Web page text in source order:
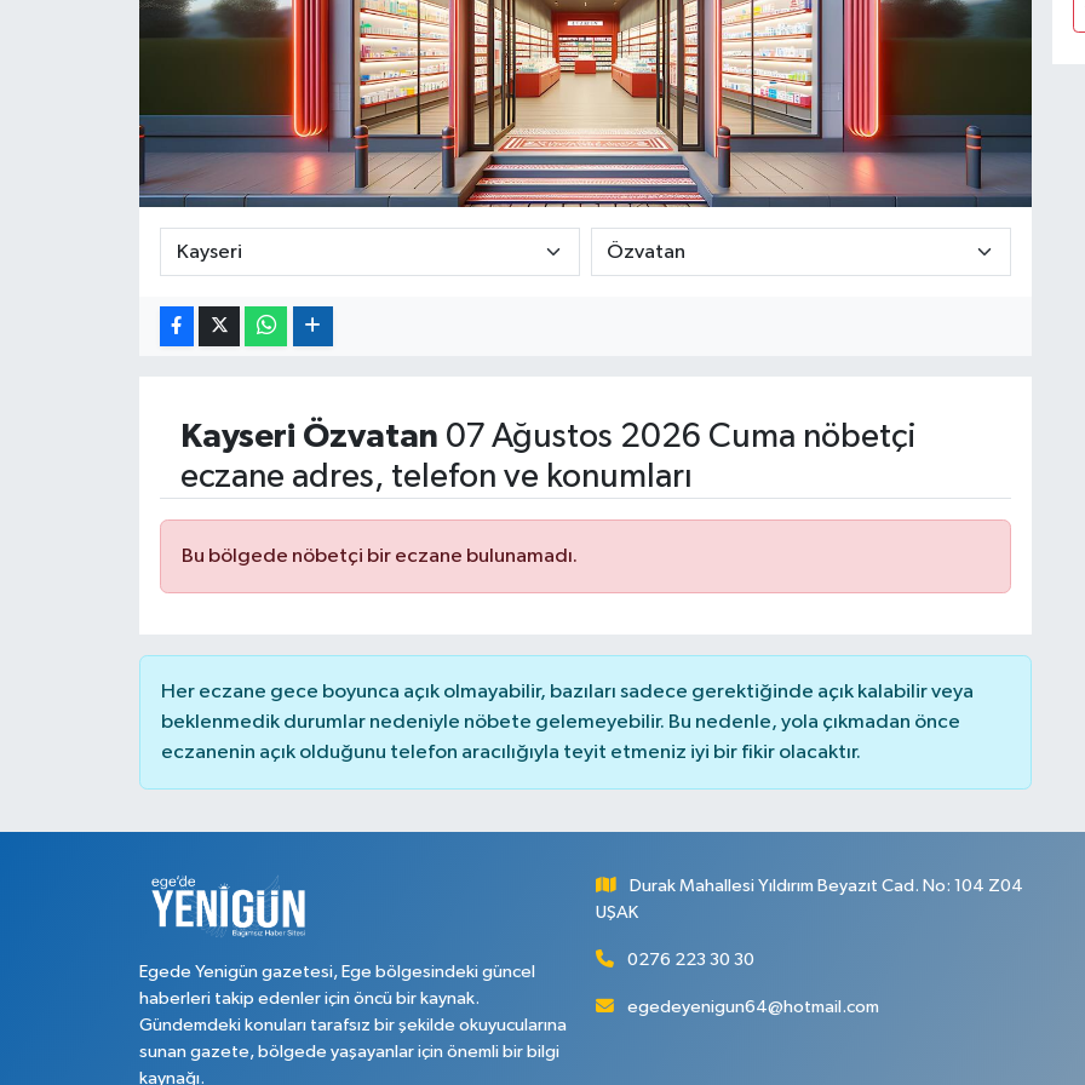
Kayseri Özvatan 07 Ağustos 2026 Cuma nöbetçi
eczane adres, telefon ve konumları
Bu bölgede nöbetçi bir eczane bulunamadı.
Her eczane gece boyunca açık olmayabilir, bazıları sadece gerektiğinde açık kalabilir veya
beklenmedik durumlar nedeniyle nöbete gelemeyebilir. Bu nedenle, yola çıkmadan önce
eczanenin açık olduğunu telefon aracılığıyla teyit etmeniz iyi bir fikir olacaktır.
Egede Yenigün gazetesi, Ege bölgesindeki güncel
haberleri takip edenler için öncü bir kaynak.
Gündemdeki konuları tarafsız bir şekilde okuyucularına
sunan gazete, bölgede yaşayanlar için önemli bir bilgi
kaynağı.
Durak Mahallesi Yıldırım Beyazıt Cad. No: 104 Z04
UŞAK
0276 223 30 30
egedeyenigun64@hotmail.com